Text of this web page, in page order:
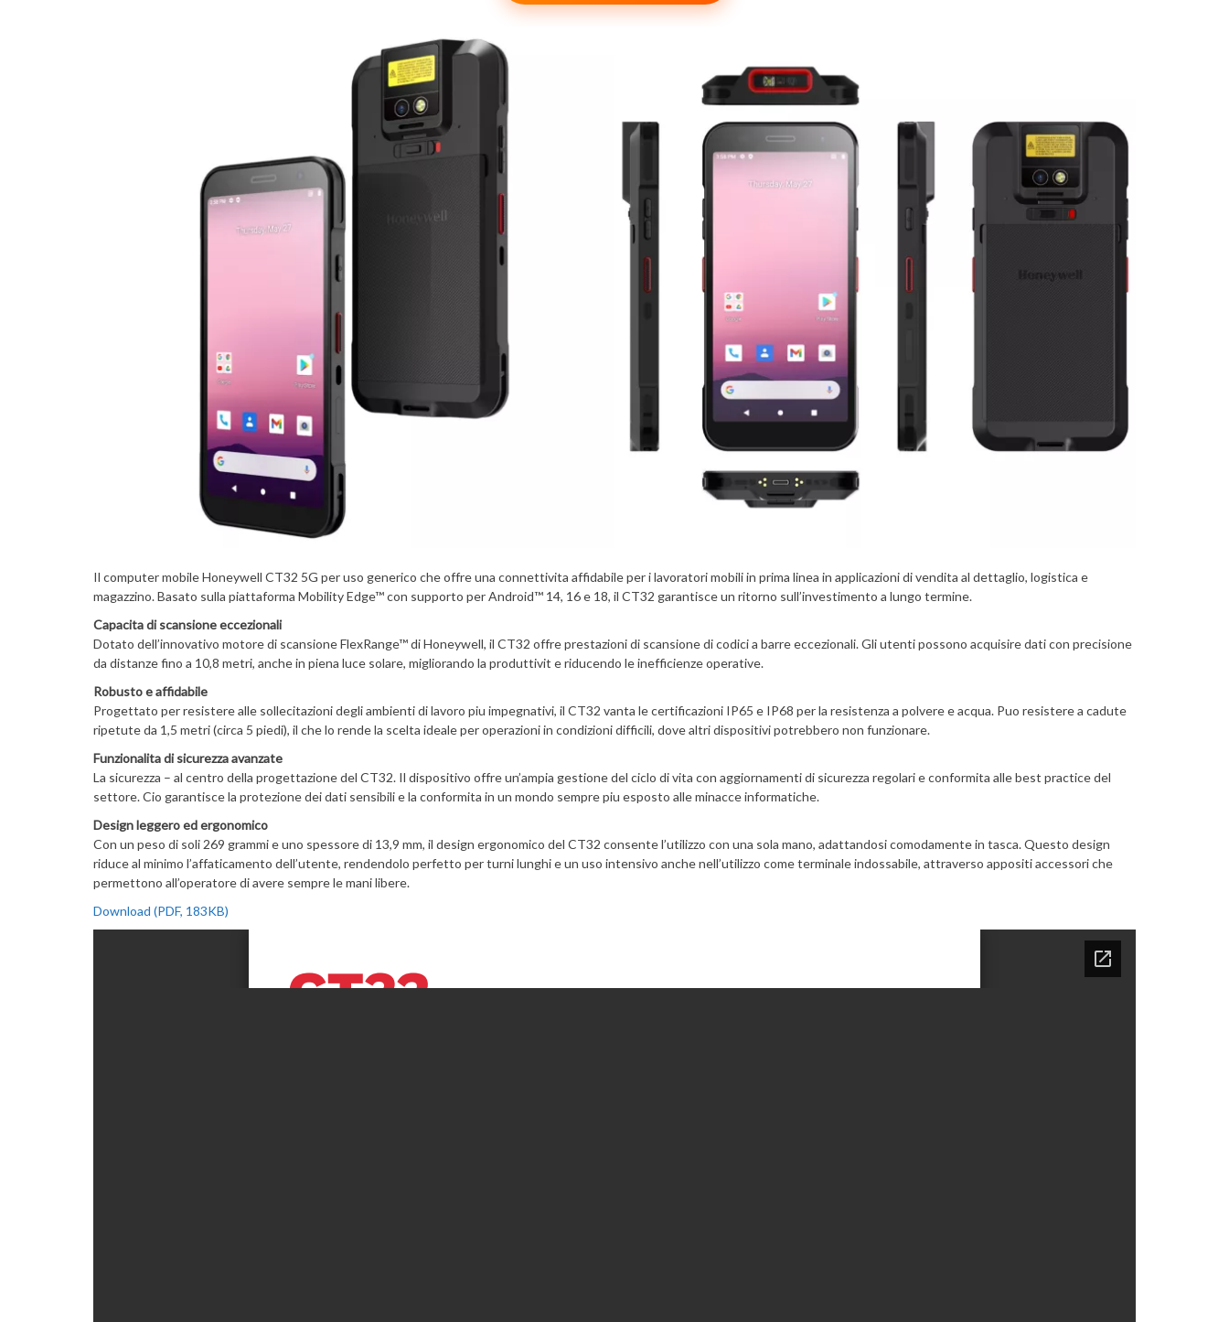
Il computer mobile Honeywell CT32 5G per uso generico che offre una connettivita affidabile per i lavoratori mobili in prima linea in applicazioni di vendita al dettaglio, logistica e
magazzino. Basato sulla piattaforma Mobility Edge™ con supporto per Android™ 14, 16 e 18, il CT32 garantisce un ritorno sull’investimento a lungo termine.
Capacita di scansione eccezionali
Dotato dell’innovativo motore di scansione FlexRange™ di Honeywell, il CT32 offre prestazioni di scansione di codici a barre eccezionali. Gli utenti possono acquisire dati con precisione
da distanze fino a 10,8 metri, anche in piena luce solare, migliorando la produttivit e riducendo le inefficienze operative.
Robusto e affidabile
Progettato per resistere alle sollecitazioni degli ambienti di lavoro piu impegnativi, il CT32 vanta le certificazioni IP65 e IP68 per la resistenza a polvere e acqua. Puo resistere a cadute
ripetute da 1,5 metri (circa 5 piedi), il che lo rende la scelta ideale per operazioni in condizioni difficili, dove altri dispositivi potrebbero non funzionare.
Funzionalita di sicurezza avanzate
La sicurezza – al centro della progettazione del CT32. Il dispositivo offre un’ampia gestione del ciclo di vita con aggiornamenti di sicurezza regolari e conformita alle best practice del
settore. Cio garantisce la protezione dei dati sensibili e la conformita in un mondo sempre piu esposto alle minacce informatiche.
Design leggero ed ergonomico
Con un peso di soli 269 grammi e uno spessore di 13,9 mm, il design ergonomico del CT32 consente l’utilizzo con una sola mano, adattandosi comodamente in tasca. Questo design
riduce al minimo l’affaticamento dell’utente, rendendolo perfetto per turni lunghi e un uso intensivo anche nell’utilizzo come terminale indossabile, attraverso appositi accessori che
permettono all’operatore di avere sempre le mani libere.
Download (PDF, 183KB)